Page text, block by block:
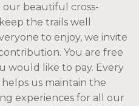
our beautiful cross-
the trails well
to enjoy, we invite
You are free
would like to pay. Every
us maintain the
experiences for all our